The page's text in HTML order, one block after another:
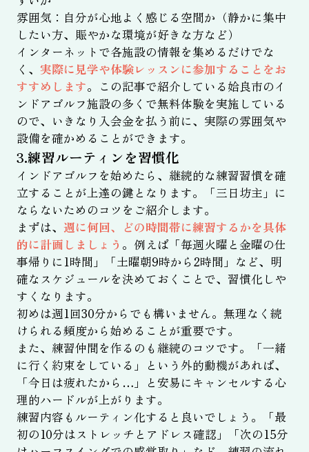
雰囲気：自分が心地よく感じる空間か（静かに集中
したい方、賑やかな環境が好きな方など）
インターネットで各施設の情報を集めるだけでな
く、 実際に見学や体験レッスンに参加することをお
すすめします。この記事で紹介している姶良市のイ
ンドアゴルフ施設の多くで無料体験を実施している
ので、いきなり入会金を払う前に、実際の雰囲気や
設備を確かめることができます。
3.練習ルーティンを習慣化
インドアゴルフを始めたら、継続的な練習習慣を確
立することが上達の鍵となります。「三日坊主」に
ならないためのコツをご紹介します。
まずは、 週に何回、どの時間帯に練習するかを具体
的に計画しましょう 。例えば「毎週火曜と金曜の仕
事帰りに1時間」「土曜朝9時から2時間」など、明
確なスケジュールを決めておくことで、習慣化しや
すくなります。
初めは週1回30分からでも構いません。無理なく続
けられる頻度から始めることが重要です。
また、練習仲間を作るのも継続のコツです。「一緒
に行く約束をしている」という外的動機があれば、
「今日は疲れたから…」と安易にキャンセルする心
理的ハードルが上がります。
練習内容もルーティン化すると良いでしょう。「最
初の10分はストレッチとアドレス確認」「次の15分